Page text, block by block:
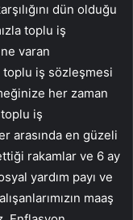
dün olduğu
toplu iş
varan
iş sözleşmesi
her zaman
toplu iş
arasında en güzeli
rakamlar ve 6 ay
yardım payı ve
maaş